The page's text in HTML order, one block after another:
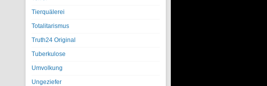
Tierquälerei
Totalitarismus
Truth24 Original
Tuberkulose
Umvolkung
Ungeziefer